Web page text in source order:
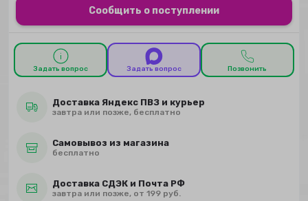
Сообщить о поступлении
Задать вопрос Задать вопрос Позвонить
Доставка Яндекс ПВЗ и курьер
завтра или позже, бесплатно
Самовывоз из магазина
бесплатно
Доставка СДЭК и Почта РФ
завтра или позже, от 199 руб.